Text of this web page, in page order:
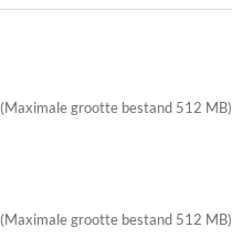
(Maximale grootte bestand 512 MB)
(Maximale grootte bestand 512 MB)